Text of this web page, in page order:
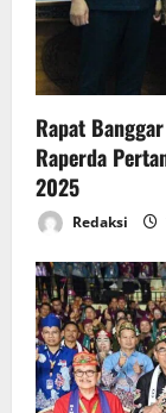
Rapat
Raperda
2025
Redaksi